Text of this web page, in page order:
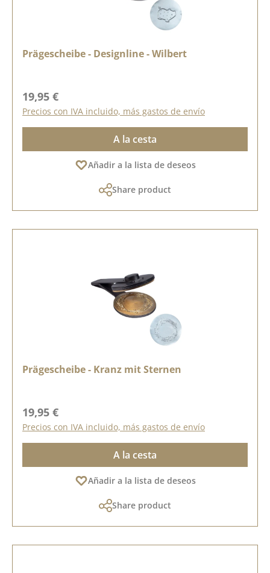
Prägescheibe - Designline - Wilbert
Precio normal:
19,95 €
Precios con IVA incluido, más gastos de envío
A la cesta
Añadir a la lista de deseos
Share product
Prägescheibe - Kranz mit Sternen
Precio normal:
19,95 €
Precios con IVA incluido, más gastos de envío
A la cesta
Añadir a la lista de deseos
Share product